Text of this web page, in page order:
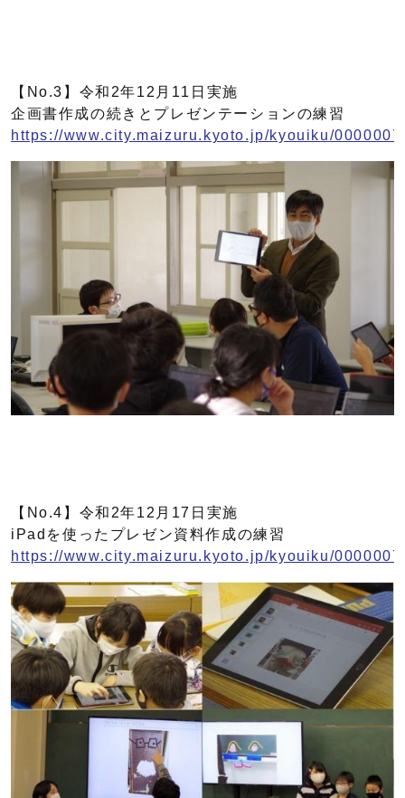
【No.3】令和2年12月11日実施
企画書作成の続きとプレゼンテーションの練習
https://www.city.maizuru.kyoto.jp/kyouiku/
【No.4】令和2年12月17日実施
iPadを使ったプレゼン資料作成の練習
https://www.city.maizuru.kyoto.jp/kyouiku/